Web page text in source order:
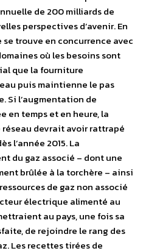
de 200 milliards de
perspectives d’avenir. En
trouve en concurrence avec
où les besoins sont
que la fourniture
puis maintienne le pas
Si l’augmentation de
en temps et en heure, la
devrait avoir rattrapé
l’année 2015. La
du gaz associé – dont une
brûlée à la torchère – ainsi
de gaz non associé
électrique alimenté au
au pays, une fois sa
de rejoindre le rang des
Les recettes tirées de